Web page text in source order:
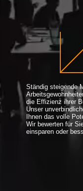
Ständig steigende
die Effizienz ihrer
Unser
Ihnen das volle
Wir bewerten für
einsparen oder